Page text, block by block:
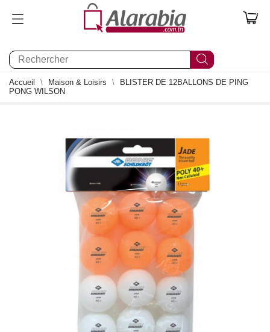
0
Accueil Maison & Loisirs
BLISTER DE 12BALLONS DE PING
PONG WILSON